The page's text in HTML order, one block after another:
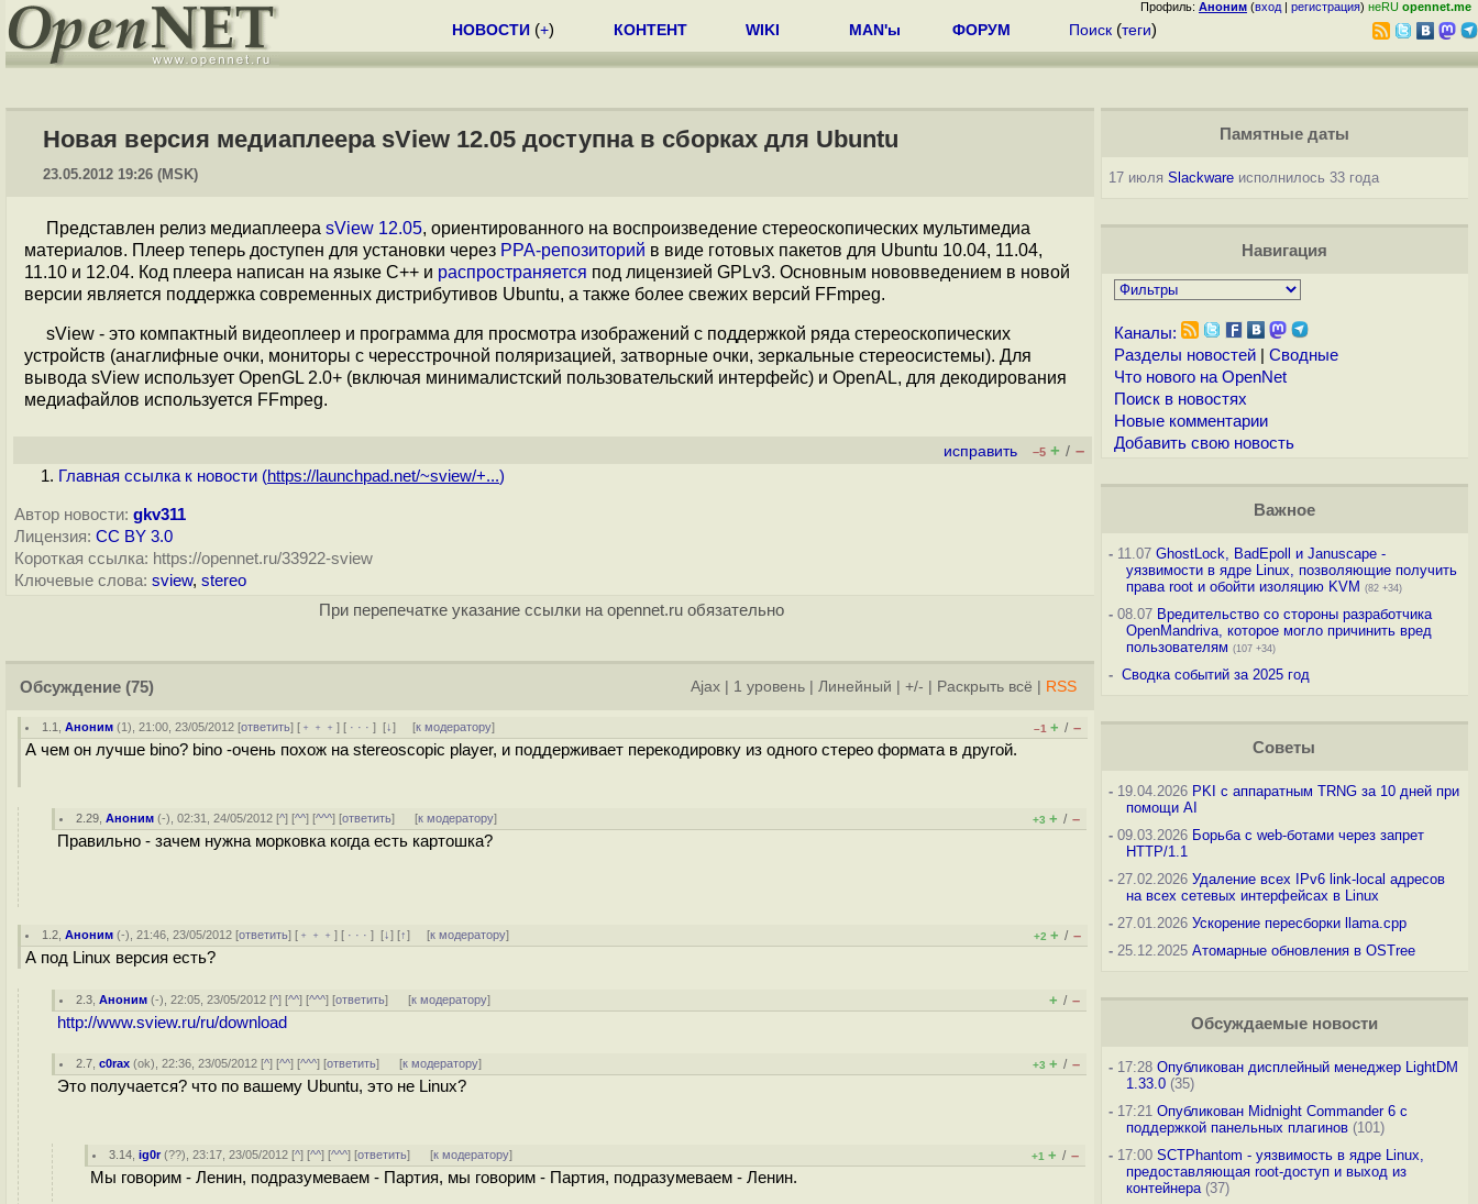
Профиль: Аноним (вход | регистрация) неRU opennet.me
НОВОСТИ (+) КОНТЕНТ WIKI MAN'ы ФОРУМ Поиск (теги)
Новая версия медиаплеера sView 12.05 доступна в сборках для Ubuntu
23.05.2012 19:26 (MSK)
Представлен релиз медиаплеера sView 12.05, ориентированного на воспроизведение стереоскопических мультимедиа
материалов. Плеер теперь доступен для установки через PPA-репозиторий в виде готовых пакетов для Ubuntu 10.04, 11.04,
11.10 и 12.04. Код плеера написан на языке С++ и распространяется под лицензией GPLv3. Основным нововведением в новой
версии является поддержка современных дистрибутивов Ubuntu, а также более свежих версий FFmpeg.
sView - это компактный видеоплеер и программа для просмотра изображений с поддержкой ряда стереоскопических
устройств (анаглифные очки, мониторы с чересстрочной поляризацией, затворные очки, зеркальные стереосистемы). Для
вывода sView использует OpenGL 2.0+ (включая минималистский пользовательский интерфейс) и OpenAL, для декодирования
медиафайлов используется FFmpeg.
исправить –5 + / –
Главная ссылка к новости (https://launchpad.net/~sview/+...)
Автор новости: gkv311
Лицензия: CC BY 3.0
Короткая ссылка: https://opennet.ru/33922-sview
Ключевые слова: sview, stereo
При перепечатке указание ссылки на opennet.ru обязательно
Обсуждение (75) Ajax 1 уровень Линейный +/- Раскрыть всё RSS
1.1 ,Аноним (1), 21:00, 23/05/2012 [ответить] [ ﹢﹢﹢] [ · · ·][↓] [к модератору] –1 + / –
А чем он лучше bino? bino -очень похож на stereoscopic player, и поддерживает перекодировку из одного стерео формата в другой.
2.29 ,Аноним (-), 02:31, 24/05/2012 [^] [^^] [^^^] [ответить] [к модератору] +3 + / –
Правильно - зачем нужна морковка когда есть картошка?
1.2 ,Аноним (-), 21:46, 23/05/2012 [ответить] [ ﹢﹢﹢] [ · · ·][↓] [↑] [к модератору] +2 + / –
А под Linux версия есть?
2.3 ,Аноним (-), 22:05, 23/05/2012 [^] [^^] [^^^] [ответить] [к модератору] + / –
http://www.sview.ru/ru/download
2.7 ,c0rax (ok), 22:36, 23/05/2012 [^] [^^] [^^^] [ответить] [к модератору] +3 + / –
Это получается? что по вашему Ubuntu, это не Linux?
3.14 ,ig0r(??), 23:17, 23/05/2012 [^] [^^] [^^^] [ответить] [к модератору] +1 + / –
Мы говорим - Ленин, подразумеваем - Партия, мы говорим - Партия, подразумеваем - Ленин.
Памятные даты
17 июля Slackwareисполнилось 33 года
Навигация
Каналы:
Разделы новостей| Сводные
Что нового на OpenNet
Поиск в новостях
Новые комментарии
Добавить свою новость
Важное
-11.07 GhostLock, BadEpoll и Januscape -
уязвимости в ядре Linux, позволяющие получить
права root и обойти изоляцию KVM (82 +34)
-08.07 Вредительство со стороны разработчика
OpenMandriva, которое могло причинить вред
пользователям (107 +34)
- Сводка событий за 2025 год
Советы
-19.04.2026 PKI с аппаратным TRNG за 10 дней при
помощи AI
-09.03.2026 Борьба с web-ботами через запрет
HTTP/1.1
-27.02.2026 Удаление всех IPv6 link-local адресов
на всех сетевых интерфейсах в Linux
-27.01.2026 Ускорение пересборки llama.cpp
-25.12.2025 Атомарные обновления в OSTree
Обсуждаемые новости
-17:28 Опубликован дисплейный менеджер LightDM
1.33.0(35)
-17:21 Опубликован Midnight Commander 6 c
поддержкой панельных плагинов(101)
-17:00 SCTPhantom - уязвимость в ядре Linux,
предоставляющая root-доступ и выход из
контейнера(37)